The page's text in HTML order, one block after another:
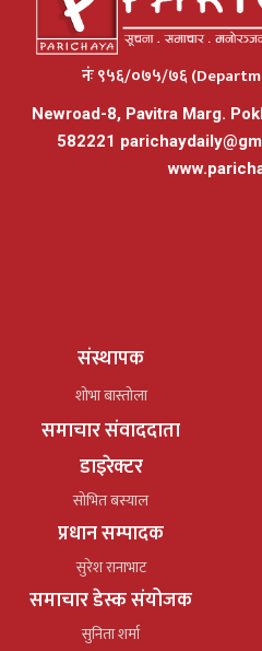
नंः ९५६/०७५/७६
Newroad-8, Pavitra Marg.
582221
संस्थापक
शोभा बास्तोला
समाचार संवाददाता
डाइरेक्टर
सोभित बस्याल
प्रधान सम्पादक
सुरेश रानाभाट
समाचार डेस्क संयोजक
सुनिता शर्मा